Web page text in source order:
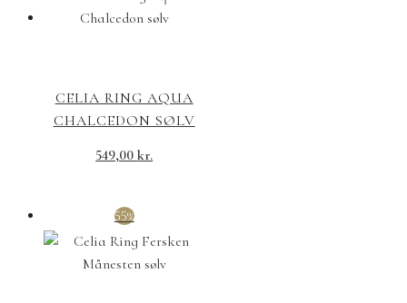
CELIA RING AQUA
CHALCEDON SØLV
549,00kr.
55%